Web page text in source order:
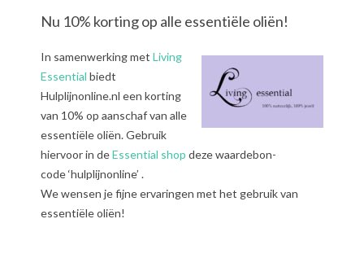
Nu 10% korting op alle essentiële oliën!
In samenwerking met Living
Essential biedt
Hulplijnonline.nl een korting
van 10% op aanschaf van alle
essentiële oliën. Gebruik
hiervoor in deEssential shop deze waardebon-
code ‘hulplijnonline’ .
We wensen je fijne ervaringen met het gebruik van
essentiële oliën!